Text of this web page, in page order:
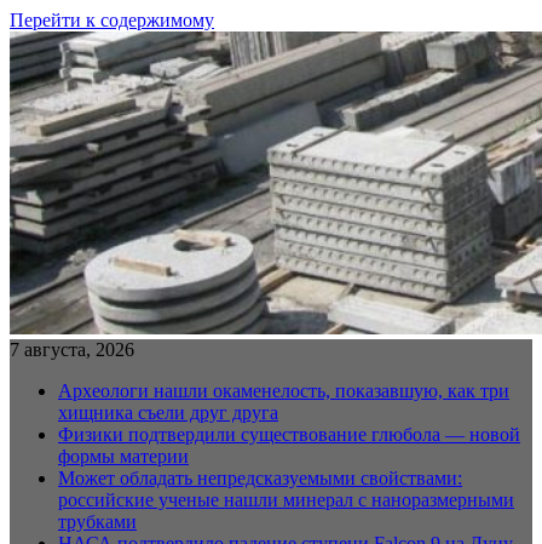
Перейти к содержимому
7 августа, 2026
Археологи нашли окаменелость, показавшую, как три
хищника съели друг друга
Физики подтвердили существование глюбола — новой
формы материи
Может обладать непредсказуемыми свойствами:
российские ученые нашли минерал с наноразмерными
трубками